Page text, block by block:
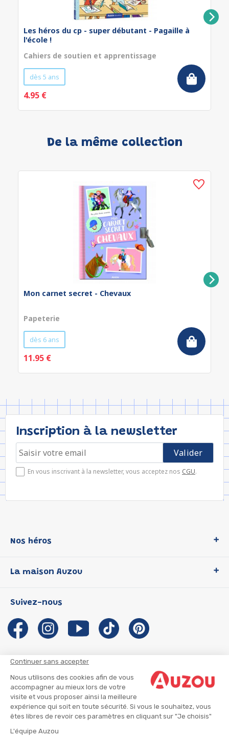
Continuer sans accepter
Nous utilisons des cookies afin de vous
accompagner au mieux lors de votre
visite et vous proposer ainsi la meilleure
expérience qui soit en toute sécurité. Si vous le souhaitez, vous
êtes libres de revoir ces paramètres en cliquant sur "Je choisis"
L'équipe Auzou
Les héros du cp - super débutant - Pagaille à
l'école !
Cahiers de soutien et apprentissage
dès 5 ans
4.95 €
De la même collection
Mon carnet secret - Chevaux
Papeterie
dès 6 ans
11.95 €
Inscription à la newsletter
En vous inscrivant à la newsletter, vous acceptez nos CGU.
Nos héros
P'tit Loup
Les Influenceuses
Migali
Petite Taupe
La maison Auzou
Notre histoire
Auzou s'engage
Auteurs et illustrateurs Auzou
Suivre mon colis
Infos consommateur
Suivez-nous
CGU
CGV
Mentions légales